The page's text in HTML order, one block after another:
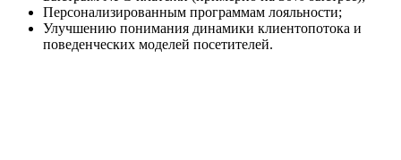
Персонализированным программам лояльности;
Улучшению понимания динамики клиентопотока и
поведенческих моделей посетителей.